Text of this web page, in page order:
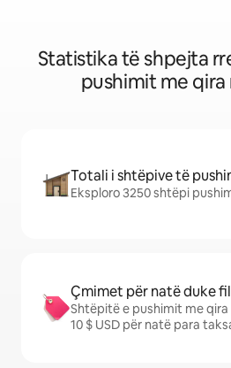
Statistika të shpejta
pushimit me qira
Totali i shtëpive të
Eksploro 3250 shtëpi
Çmimet për natë duke
Shtëpitë e pushimit me qira
10 $ USD për natë para